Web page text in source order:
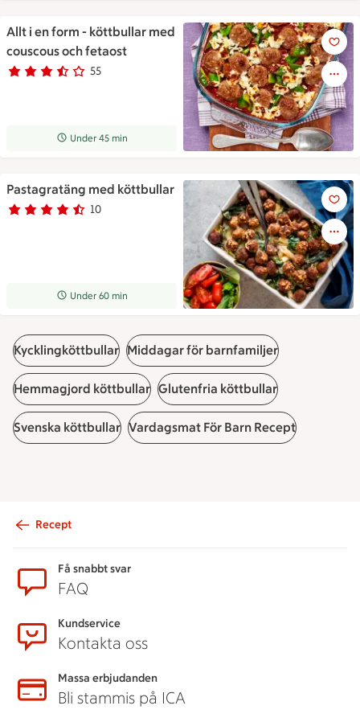
Allt i en form - köttbullar med
couscous och fetaost
Betyg 3.4 av 5. 55
55 personer har röstat
Receptet tar Under 45 min att tillaga
Under 45 min
Allt i en form - köttbullar med
Pastagratäng med köttbullar
Betyg 4.2 av 5. 10
10 personer har röstat
Receptet tar Under 60 min att tillaga
Under 60 min
Pastagratäng med köttbullar
Kycklingköttbullar Middagar för barnfamiljer
Hemmagjord köttbullar Glutenfria köttbullar
Svenska köttbullar Vardagsmat För Barn Recept
Recept
Få snabbt svar
FAQ
Kundservice
Kontakta oss
Massa erbjudanden
Bli stammis på ICA